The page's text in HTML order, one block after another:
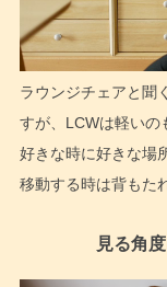
ラウンジチェアと聞
すが、LCWは軽いの
好きな時に好きな場
移動する時は背もた
見る角